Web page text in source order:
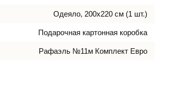
Одеяло, 200х220 см (1 шт.)
Подарочная картонная коробка
Рафаэль №11м Комплект Евро